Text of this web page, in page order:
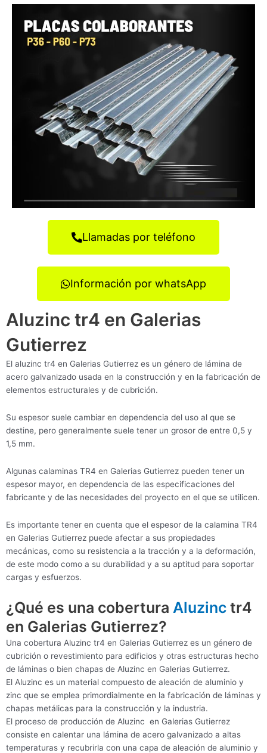
Llamadas por teléfono
Información por whatsApp
Aluzinc tr4 en Galerias
Gutierrez
El aluzinc tr4 en Galerias Gutierrez es un género de lámina de
acero galvanizado usada en la construcción y en la fabricación de
elementos estructurales y de cubrición.
Su espesor suele cambiar en dependencia del uso al que se
destine, pero generalmente suele tener un grosor de entre 0,5 y
1,5 mm.
Algunas calaminas TR4 en Galerias Gutierrez pueden tener un
espesor mayor, en dependencia de las especificaciones del
fabricante y de las necesidades del proyecto en el que se utilicen.
Es importante tener en cuenta que el espesor de la calamina TR4
en Galerias Gutierrez puede afectar a sus propiedades
mecánicas, como su resistencia a la tracción y a la deformación,
de este modo como a su durabilidad y a su aptitud para soportar
cargas y esfuerzos.
¿Qué es una cobertura Aluzinc tr4
en Galerias Gutierrez?
Una cobertura Aluzinc tr4 en Galerias Gutierrez es un género de
cubrición o revestimiento para edificios y otras estructuras hecho
de láminas o bien chapas de Aluzinc en Galerias Gutierrez.
El Aluzinc es un material compuesto de aleación de aluminio y
zinc que se emplea primordialmente en la fabricación de láminas y
chapas metálicas para la construcción y la industria.
El proceso de producción de Aluzinc en Galerias Gutierrez
consiste en calentar una lámina de acero galvanizado a altas
temperaturas y recubrirla con una capa de aleación de aluminio y